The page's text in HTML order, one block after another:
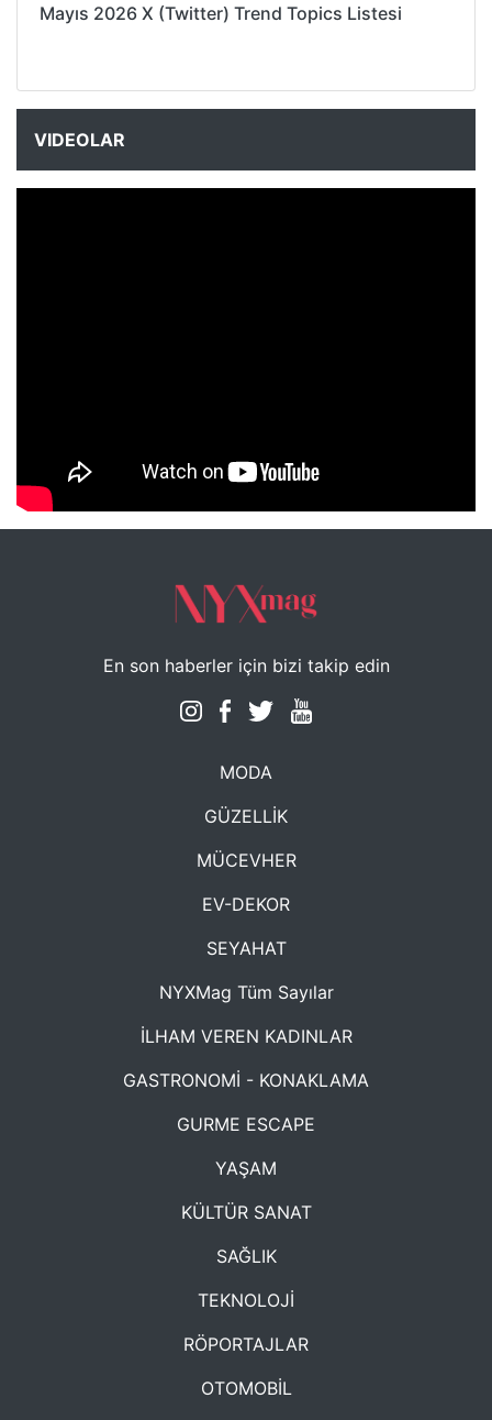
Mayıs 2026 X (Twitter) Trend Topics Listesi
VIDEOLAR
NYXmag 2. Yaş Kutlama Etkinliği
En son haberler için bizi takip edin
MODA
GÜZELLİK
MÜCEVHER
EV-DEKOR
SEYAHAT
NYXMag Tüm Sayılar
İLHAM VEREN KADINLAR
GASTRONOMİ - KONAKLAMA
GURME ESCAPE
YAŞAM
KÜLTÜR SANAT
SAĞLIK
TEKNOLOJİ
RÖPORTAJLAR
OTOMOBİL